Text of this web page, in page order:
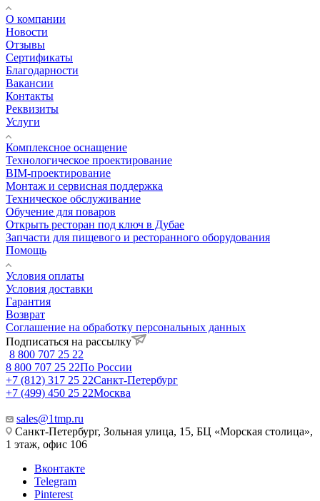
О компании
Новости
Отзывы
Сертификаты
Благодарности
Вакансии
Контакты
Реквизиты
Услуги
Комплексное оснащение
Технологическое проектирование
BIM-проектирование
Монтаж и сервисная поддержка
Техническое обслуживание
Обучение для поваров
Открыть ресторан под ключ в Дубае
Запчасти для пищевого и ресторанного оборудования
Помощь
Условия оплаты
Условия доставки
Гарантия
Возврат
Соглашение на обработку персональных данных
Подписаться на рассылку
8 800 707 25 22
8 800 707 25 22По России
+7 (812) 317 25 22Санкт-Петербург
+7 (499) 450 25 22Москва
sales@1tmp.ru
Санкт-Петербург, Зольная улица, 15, БЦ «Морская столица»,
1 этаж, офис 106
Вконтакте
Telegram
Pinterest